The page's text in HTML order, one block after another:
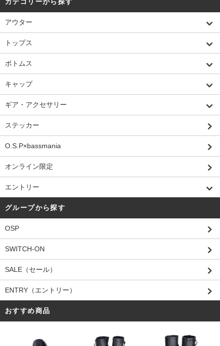
アウター
トップス
ボトムス
キャップ
ギア・アクセサリー
ステッカー
O.S.P×bassmania
オンライン限定
エントリー
グループから探す
OSP
SWITCH-ON
SALE（セール）
ENTRY（エントリー）
おすすめ商品